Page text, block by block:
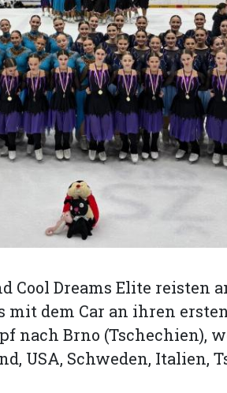
Cool Dreams Elite reisten
mit dem Car an ihren
nach Brno (Tschechien),
USA, Schweden, Italien,